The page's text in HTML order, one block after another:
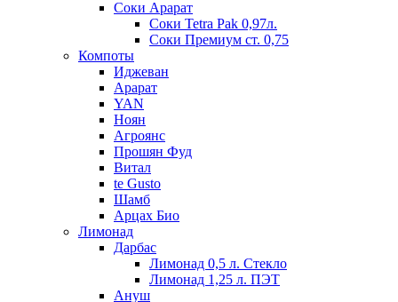
Соки Арарат
Соки Tetra Pak 0,97л.
Соки Премиум ст. 0,75
Компоты
Иджеван
Арарат
YAN
Ноян
Агроянс
Прошян Фуд
Витал
te Gusto
Шамб
Арцах Био
Лимонад
Дарбас
Лимонад 0,5 л. Стекло
Лимонад 1,25 л. ПЭТ
Ануш